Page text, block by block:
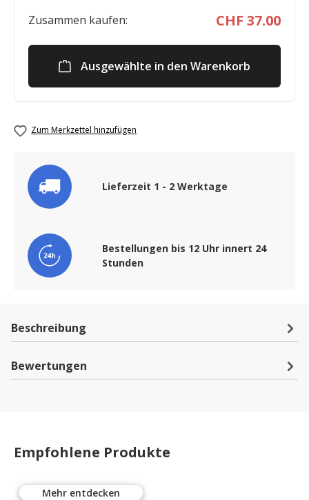
Zusammen kaufen: CHF 37.00
Ausgewählte in den Warenkorb
Zum Merkzettel hinzufügen
Lieferzeit 1 - 2 Werktage
Bestellungen bis 12 Uhr innert 24
Stunden
Beschreibung
Bewertungen
Empfohlene Produkte
Mehr entdecken